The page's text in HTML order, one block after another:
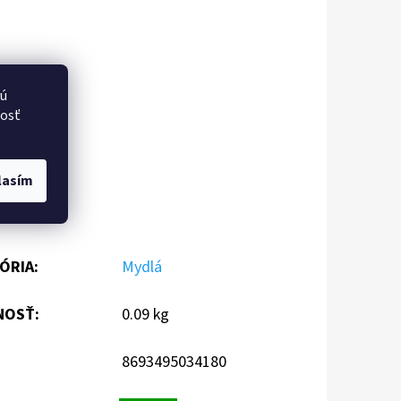
: Mydlá
: 0.09 kg
8693495034180